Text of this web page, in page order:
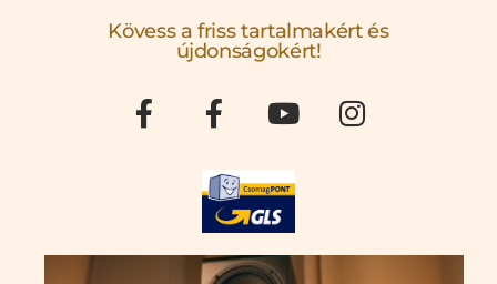
Kövess a friss tartalmakért és
újdonságokért!